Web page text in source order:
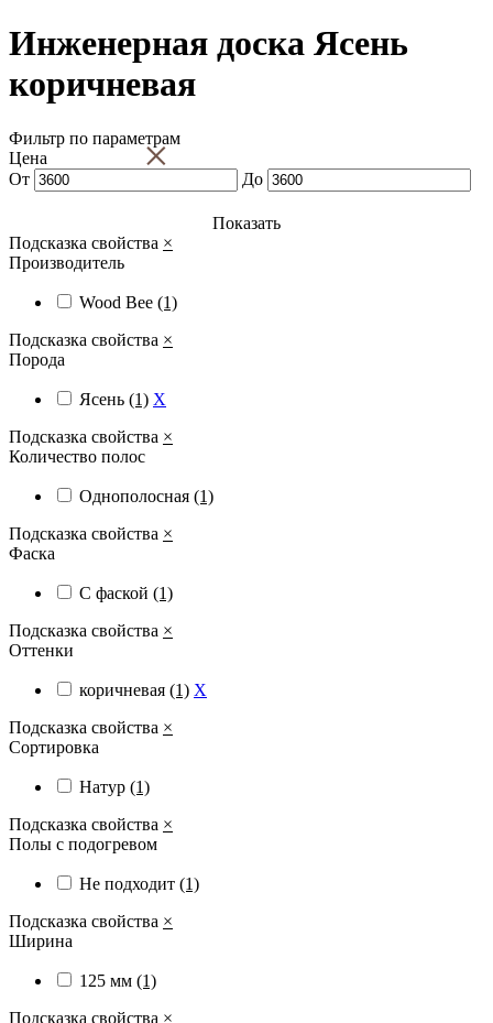
Инженерная доска Ясень
коричневая
Фильтр по параметрам
×
Цена
От
До
Показать
Подсказка свойства ×
Производитель
Wood Bee (1)
Подсказка свойства ×
Порода
Ясень (1) X
Подсказка свойства ×
Количество полос
Однополосная (1)
Подсказка свойства ×
Фаска
С фаской (1)
Подсказка свойства ×
Оттенки
коричневая (1) X
Подсказка свойства ×
Сортировка
Натур (1)
Подсказка свойства ×
Полы с подогревом
Не подходит (1)
Подсказка свойства ×
Ширина
125 мм (1)
Подсказка свойства ×